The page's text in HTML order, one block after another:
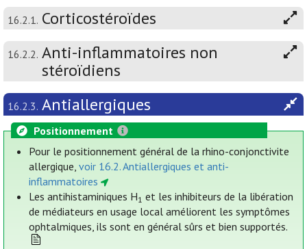
16.2.1. Corticostéroïdes
16.2.2. Anti-inflammatoires non
stéroïdiens
16.2.3. Antiallergiques
Positionnement
Pour le positionnement général de la rhino-conjonctivite
allergique,voir 16.2. Antiallergiques et anti-
inflammatoires
Les antihistaminiques H1 et les inhibiteurs de la libération
de médiateurs en usage local améliorent les symptômes
ophtalmiques, ils sont en général sûrs et bien supportés.